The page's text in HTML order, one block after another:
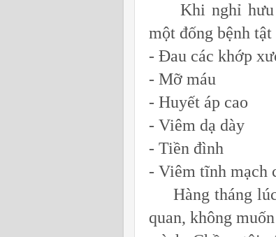
Khi nghỉ hưu
một đống bệnh
- Đau các khớp
- Mỡ máu
- Huyết áp cao
- Viêm dạ dày
- Tiền đình
- Viêm tĩnh mạch
Hàng tháng lúc
quan, không